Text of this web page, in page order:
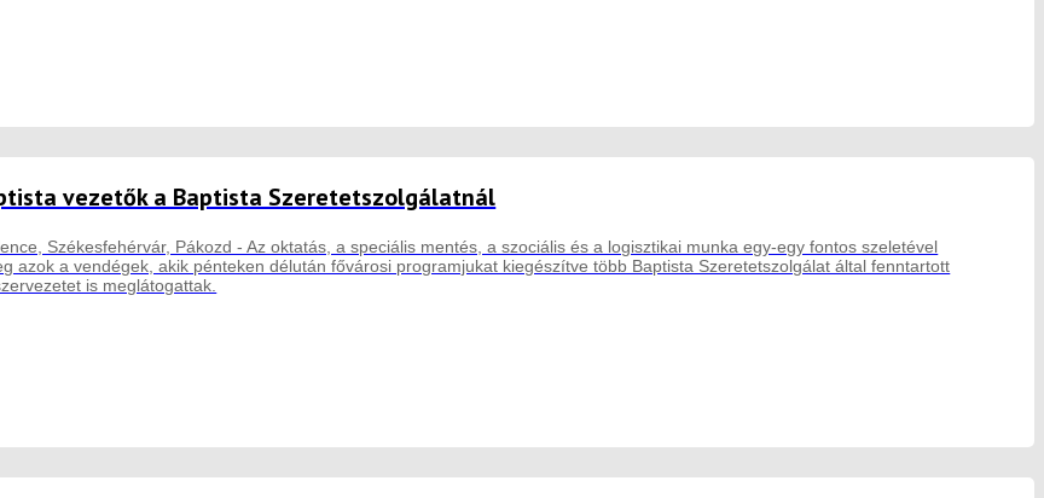
vezetők a Baptista Szeretetszolgálatnál
Székesfehérvár, Pákozd - Az oktatás, a speciális mentés, a szociális és a logisztikai munka egy-egy fontos szeletével
azok a vendégek, akik pénteken délután fővárosi programjukat kiegészítve több Baptista Szeretetszolgálat által fenntartott
is meglátogattak.